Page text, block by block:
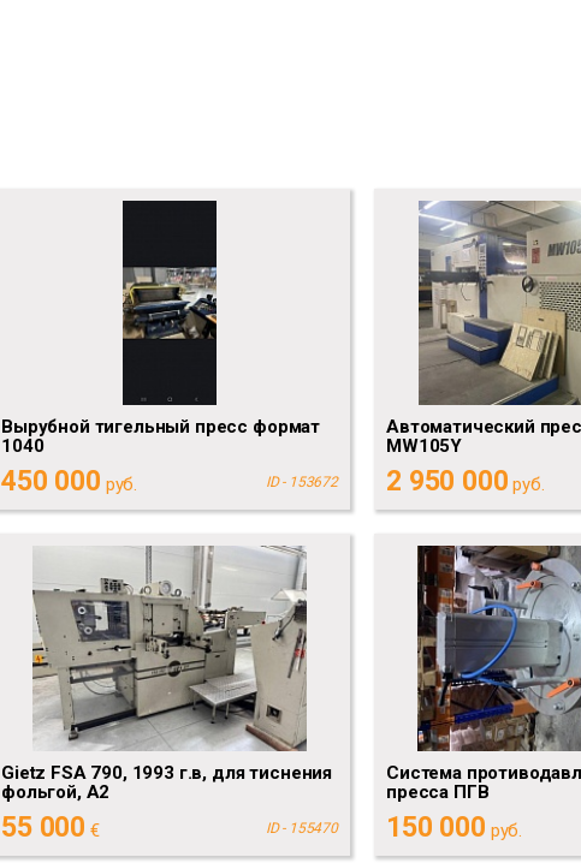
Вырубной тигельный пресс формат
1040
450 000 руб. ID - 153672
Автоматический
MW105Y
2 950 000 руб.
Gietz FSA 790, 1993 г.в, для тиснения
фольгой, А2
55 000 € ID - 155470
Система
пресса ПГВ
150 000 руб.